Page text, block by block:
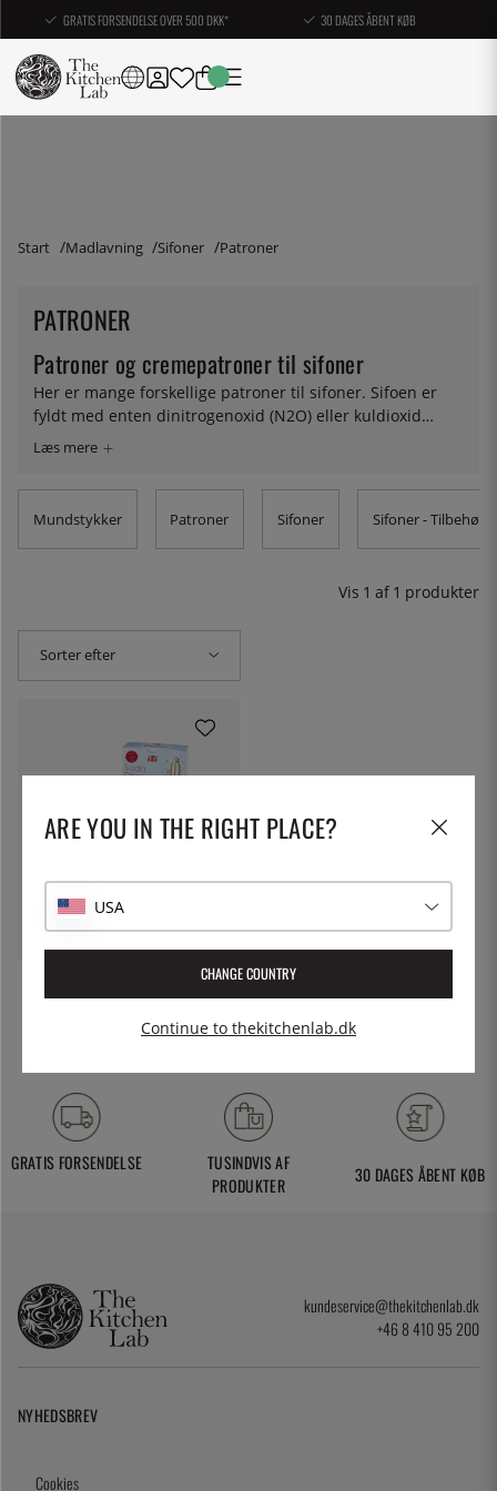
GRATIS FORSENDELSE OVER 500 DKK* 30 DAGES ÅBENT KØB
Start Madlavning Sifoner Patroner
PATRONER
Patroner og cremepatroner til sifoner
Her er mange forskellige patroner til sifoner. Sifoen er
fyldt med enten dinitrogenoxid (N2O) eller kuldioxid
(CO2) og her finder du patroner af højeste kvalitet fra
lattergaspatroner (N2O), mens kuldioxidpatroner (CO2)
giver vandbaserede drikkevarer bobler. Her finder du
også nitro patroner til iSi's nitrosiphon til f.eks. kunne
lave Nitro Brew Coffee.
Mundstykker Patroner Sifoner Sifoner - Tilbehør
Vis 1 af 1 produkter
Sorter efter
Sodapatroner CO2, 10 pak
(kulsyre) - iSi
65 kr.
GRATIS FORSENDELSE
TUSINDVIS AF
PRODUKTER
30 DAGES ÅBENT KØB
kundeservice@thekitchenlab.dk
+46 8 410 95 200
NYHEDSBREV
Cookies
ARE YOU IN THE RIGHT PLACE?
USA
CHANGE COUNTRY
Continue to thekitchenlab.dk